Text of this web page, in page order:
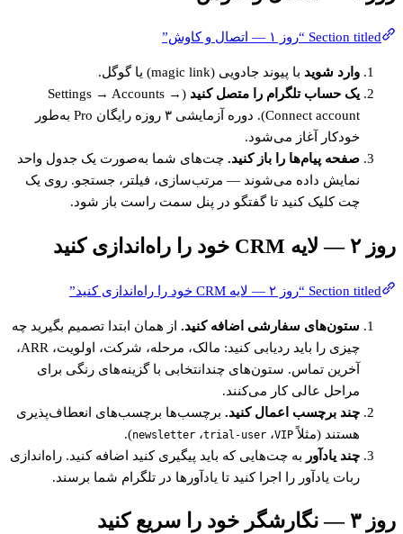
Section titled “روز ۱ — اتصال و کاوش”
وارد شوید با پیوند جادویی (magic link) یا گوگل.
یک حساب تلگرام را متصل کنید
(Settings → Accounts →
Connect account). دوره آزمایشی ۳ روزه رایگان Pro به‌طور
خودکار آغاز می‌شود.
صفحه پیام‌ها را باز کنید. چت‌های شما به‌صورت یک جدول واحد
نمایش داده می‌شوند — مرتب‌سازی، فیلتر، جستجو. روی یک
چت کلیک کنید تا گفتگو در پنل سمت راست باز شود.
روز ۲ — لایه CRM خود را راه‌اندازی کنید
Section titled “روز ۲ — لایه CRM خود را راه‌اندازی کنید”
ستون‌های سفارشی اضافه کنید. از همان ابتدا تصمیم بگیرید چه
چیزی را باید ردیابی کنید: مالک، مرحله، شرکت، اولویت، ARR،
آخرین تماس. ستون‌های چندانتخابی با گزینه‌های رنگی برای
مراحل عالی کار می‌کنند.
چند برچسب اعمال کنید. برچسب‌ها برچسب‌های انعطاف‌پذیری
هستند (مثلاً VIP، trial-user، newsletter
).
چند یادآور به چت‌هایی که باید پیگیری کنید اضافه کنید. راه‌اندازی
ربات یادآور را اجرا کنید تا یادآورها در تلگرام شما برسند.
روز ۳ — نگارشگر خود را سریع کنید